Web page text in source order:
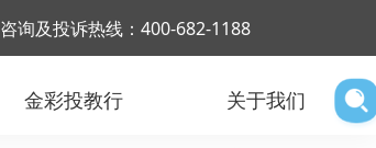
咨询及投诉热线：400-682-1188
金彩投教行 关于我们